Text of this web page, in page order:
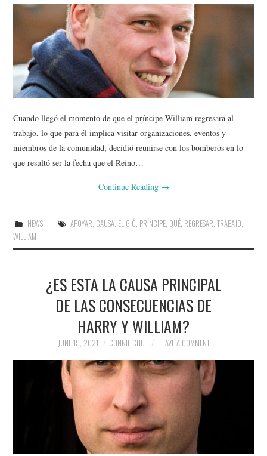
Cuando llegó el momento de que el príncipe William regresara al
trabajo, lo que para él implica visitar organizaciones, eventos y
miembros de la comunidad, decidió reunirse con los bomberos en lo
que resultó ser la fecha que el Reino…
Continue Reading →
NEWS APOYAR, CAUSA, ELIGIÓ, PRÍNCIPE, QUÉ, REGRESAR, TRABAJO,
WILLIAM
¿ES ESTA LA CAUSA PRINCIPAL
DE LAS CONSECUENCIAS DE
HARRY Y WILLIAM?
JUNE 19, 2021 CONNIE CHU LEAVE A COMMENT